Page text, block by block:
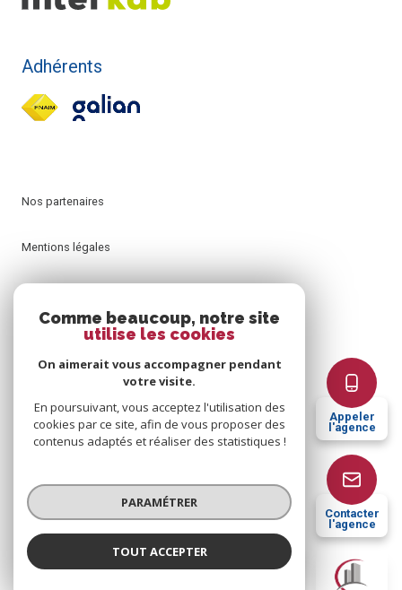
Cagim Sogedim
Appeler
l'agence
Contacter
l'agence
Adhérents
Nos partenaires
Mentions légales
Nos honoraires
Cookies
© 2026 | Tous droits réservés
Réalisé par
Comme beaucoup, notre site
utilise les cookies
On aimerait vous accompagner pendant
votre visite.
En poursuivant, vous acceptez l'utilisation des
cookies par ce site, afin de vous proposer des
contenus adaptés et réaliser des statistiques !
PARAMÉTRER
TOUT ACCEPTER